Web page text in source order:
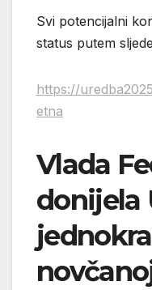
Svi potencijalni
status putem
https://
etna
Vlada
donijela